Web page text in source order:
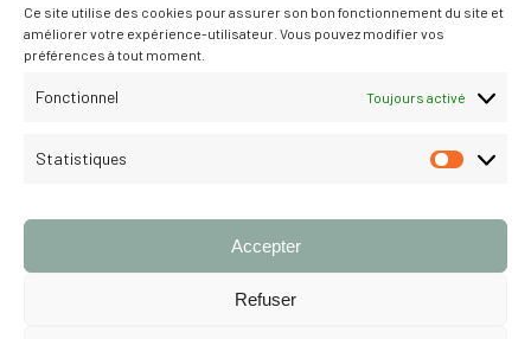
Ce site utilise des cookies pour assurer son bon fonctionnement du site et
améliorer votre expérience-utilisateur. Vous pouvez modifier vos
préférences à tout moment.
Fonctionnel Toujours activé
Statistiques
Accepter
Refuser